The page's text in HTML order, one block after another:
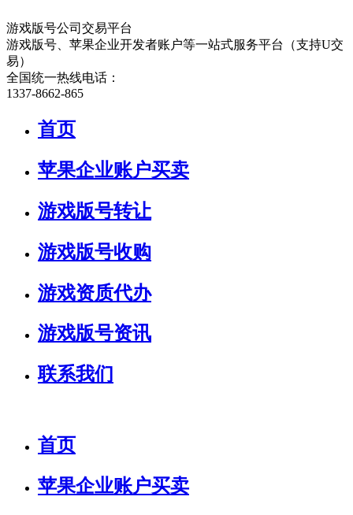
游戏版号公司交易平台
游戏版号、苹果企业开发者账户等一站式服务平台（支持U交
易）
全国统一热线电话：
1337-8662-865
首页
苹果企业账户买卖
游戏版号转让
游戏版号收购
游戏资质代办
游戏版号资讯
联系我们
首页
苹果企业账户买卖